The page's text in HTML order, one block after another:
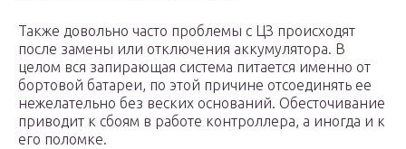
Также довольно часто проблемы с ЦЗ происходят
после замены или отключения аккумулятора. В
целом вся запирающая система питается именно от
бортовой батареи, по этой причине отсоединять ее
нежелательно без веских оснований. Обесточивание
приводит к сбоям в работе контроллера, а иногда и к
его поломке.